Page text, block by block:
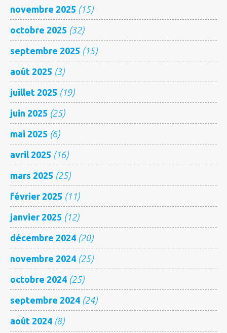
novembre 2025 (15)
octobre 2025 (32)
septembre 2025 (15)
août 2025 (3)
juillet 2025 (19)
juin 2025 (25)
mai 2025 (6)
avril 2025 (16)
mars 2025 (25)
février 2025 (11)
janvier 2025 (12)
décembre 2024 (20)
novembre 2024 (25)
octobre 2024 (25)
septembre 2024 (24)
août 2024 (8)